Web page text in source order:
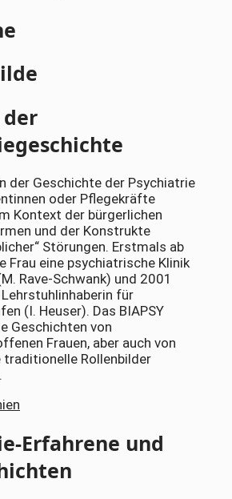
der
der Geschichte der Psychiatrie
oder Pflegekräfte
Kontext der bürgerlichen
und der Konstrukte
Störungen. Erstmals ab
Frau eine psychiatrische Klinik
Rave-Schwank) und 2001
für
(I. Heuser). Das BIAPSY
Geschichten von
Frauen, aber auch von
traditionelle Rollenbilder
Erfahrene und